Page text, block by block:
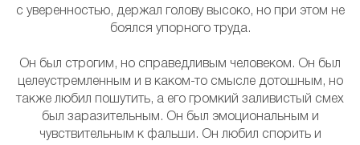
с уверенностью, держал голову высоко, но при этом не
боялся упорного труда.
Он был строгим, но справедливым человеком. Он был
целеустремленным и в каком-то смысле дотошным, но
также любил пошутить, а его громкий заливистый смех
был заразительным. Он был эмоциональным и
чувствительным к фальши. Он любил спорить и